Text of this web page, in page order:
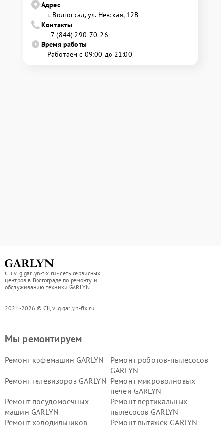
Адрес
г. Волгоград, ул. Невская, 12В
Контакты
+7 (844) 290-70-26
Время работы
Работаем с 09:00 до 21:00
СЦ vlg.garlyn-fix.ru - сеть сервисных
центров в Волгограде по ремонту и
обслуживанию техники GARLYN
2021-2026 © СЦ vlg.garlyn-fix.ru
Мы ремонтируем
Ремонт кофемашин GARLYN
Ремонт роботов-пылесосов
GARLYN
Ремонт телевизоров GARLYN Ремонт микроволновых
печей GARLYN
Ремонт посудомоечных
машин GARLYN
Ремонт вертикальных
пылесосов GARLYN
Ремонт холодильников
Ремонт вытяжек GARLYN